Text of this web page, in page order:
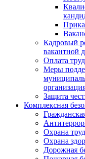
Кадровый
вакантной
Оплата
Меры
Защита
Комплексная
Охрана
Охрана
Дорожная